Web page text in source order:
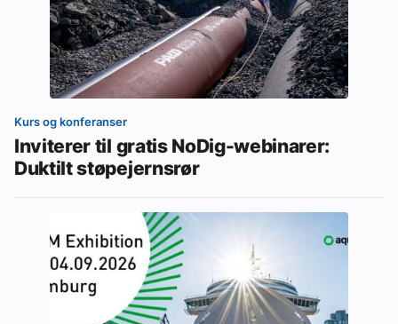
Kurs og konferanser
Inviterer til gratis NoDig-webinarer:
Duktilt støpejernsrør